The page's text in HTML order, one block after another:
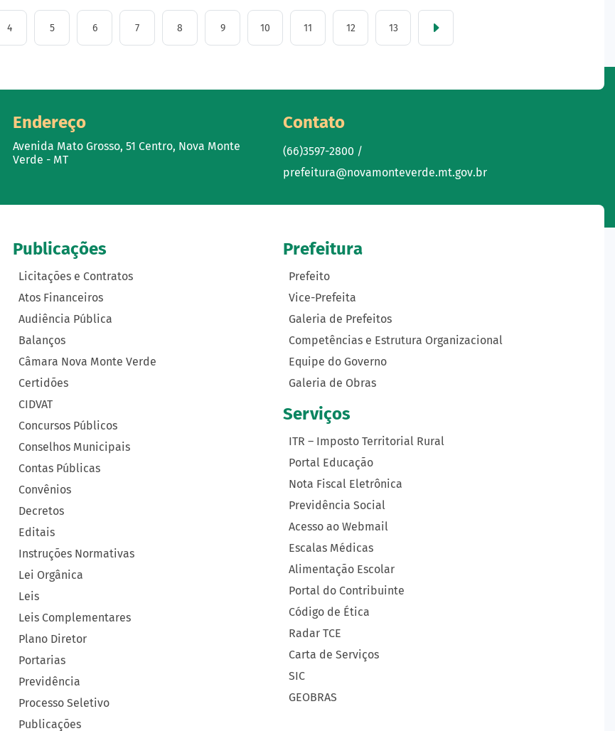
4 5 6 7 8 9 10 11 12 13
Endereço
Avenida Mato Grosso, 51 Centro, Nova Monte
Verde - MT
Contato
(66)3597-2800 /
prefeitura@novamonteverde.mt.gov.br
Publicações
Licitações e Contratos
Atos Financeiros
Audiência Pública
Balanços
Câmara Nova Monte Verde
Certidões
CIDVAT
Concursos Públicos
Conselhos Municipais
Contas Públicas
Convênios
Decretos
Editais
Instruções Normativas
Lei Orgânica
Leis
Leis Complementares
Plano Diretor
Portarias
Previdência
Processo Seletivo
Publicações
Prefeitura
Prefeito
Vice-Prefeita
Galeria de Prefeitos
Competências e Estrutura Organizacional
Equipe do Governo
Galeria de Obras
Serviços
ITR – Imposto Territorial Rural
Portal Educação
Nota Fiscal Eletrônica
Previdência Social
Acesso ao Webmail
Escalas Médicas
Alimentação Escolar
Portal do Contribuinte
Código de Ética
Radar TCE
Carta de Serviços
SIC
GEOBRAS